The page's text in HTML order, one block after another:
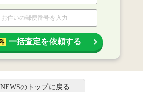
一括査定を依頼する
NEWSのトップに戻る